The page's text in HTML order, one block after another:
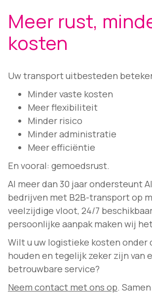
Meer rust,
kosten
Uw transport uitbesteden
Minder vaste kosten
Meer flexibiliteit
Minder risico
Minder administratie
Meer efficiëntie
En vooral: gemoedsrust.
Al meer dan 30 jaar ondersteunt
bedrijven met B2B-transport op
veelzijdige vloot, 24/7
persoonlijke aanpak maken wij
Wilt u uw logistieke kosten onder
houden en tegelijk zeker zijn van
betrouwbare service?
Neem contact met ons op.